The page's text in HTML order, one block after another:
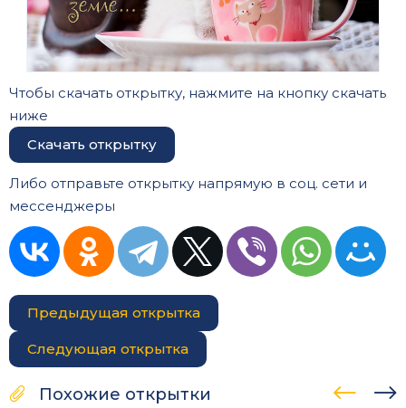
Чтобы скачать открытку, нажмите на кнопку скачать
ниже
Скачать открытку
Либо отправьте открытку напрямую в соц. сети и
мессенджеры
Предыдущая открытка
Следующая открытка
Похожие открытки